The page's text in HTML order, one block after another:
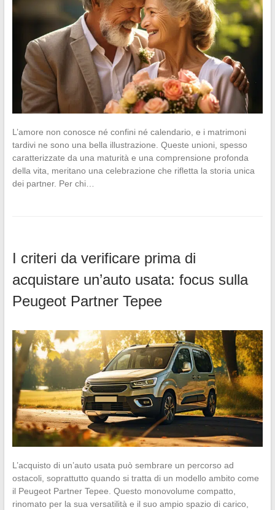
L’amore non conosce né confini né calendario, e i matrimoni
tardivi ne sono una bella illustrazione. Queste unioni, spesso
caratterizzate da una maturità e una comprensione profonda
della vita, meritano una celebrazione che rifletta la storia unica
dei partner. Per chi…
I criteri da verificare prima di
acquistare un’auto usata: focus sulla
Peugeot Partner Tepee
L’acquisto di un’auto usata può sembrare un percorso ad
ostacoli, soprattutto quando si tratta di un modello ambito come
il Peugeot Partner Tepee. Questo monovolume compatto,
rinomato per la sua versatilità e il suo ampio spazio di carico,